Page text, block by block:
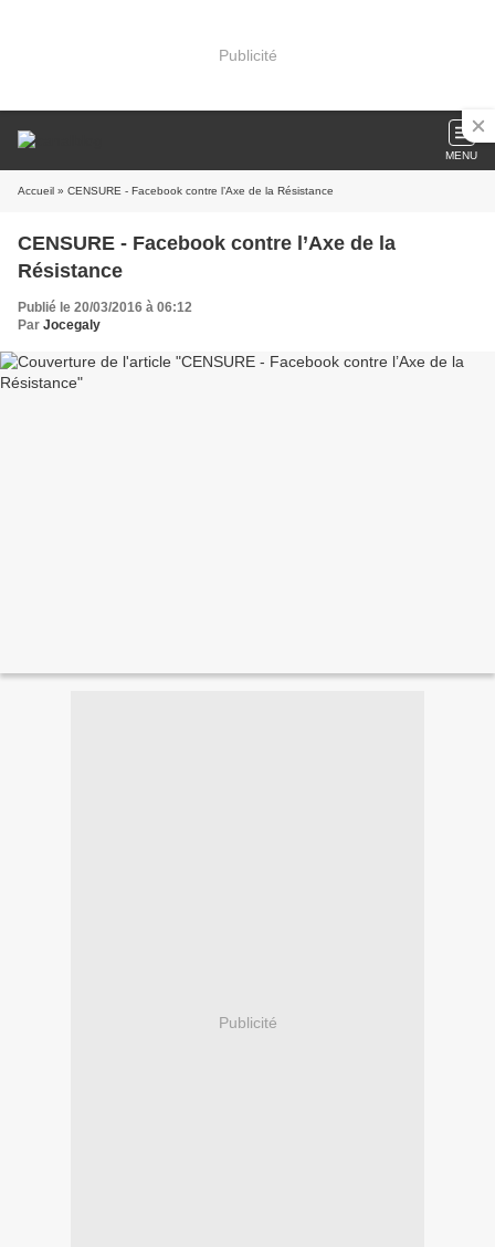
Publicité
MENU
Accueil » CENSURE - Facebook contre l’Axe de la Résistance
CENSURE - Facebook contre l’Axe de la
Résistance
Publié le 20/03/2016 à 06:12
Par Jocegaly
Publicité